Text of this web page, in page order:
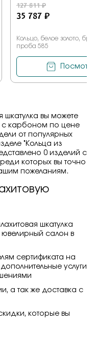
127 811 ₽
35 787 ₽
Кольцо, белое золото,
проба 585
шкатулка вы можете
с карбоном по цене
от популярных
"Кольца из
0 изделий с
которых вы точно
пожеланиям.
шкатулка
салон в
сертификата на
услуги
а так же доставка с
которые вы